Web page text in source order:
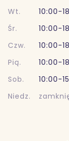
Wt.
10:00-
Śr.
10:00-
Czw.
10:00-
Pią.
10:00-
Sob.
10:00-
Niedz.